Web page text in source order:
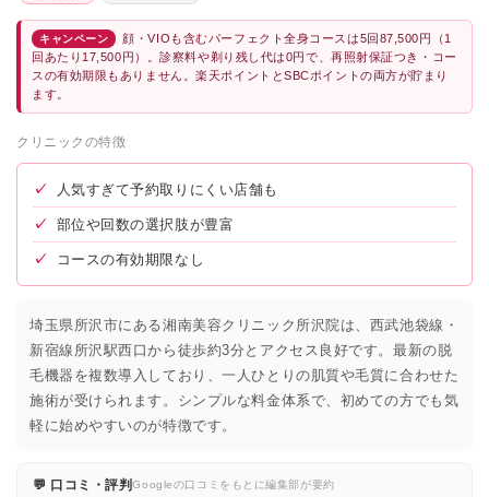
キャンペーン
顔・VIOも含むパーフェクト全身コースは5回87,500円（1
回あたり17,500円）。診察料や剃り残し代は0円で、再照射保証つき・コー
スの有効期限もありません。楽天ポイントとSBCポイントの両方が貯まり
ます。
クリニックの特徴
✓ 人気すぎて予約取りにくい店舗も
✓ 部位や回数の選択肢が豊富
✓ コースの有効期限なし
埼玉県所沢市にある湘南美容クリニック所沢院は、西武池袋線・
新宿線所沢駅西口から徒歩約3分とアクセス良好です。最新の脱
毛機器を複数導入しており、一人ひとりの肌質や毛質に合わせた
施術が受けられます。シンプルな料金体系で、初めての方でも気
軽に始めやすいのが特徴です。
💬 口コミ・評判Googleの口コミをもとに編集部が要約